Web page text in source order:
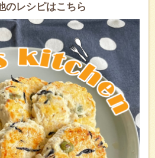
のレシピはこちら